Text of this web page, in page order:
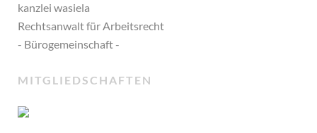
kanzlei wasiela
Rechtsanwalt für Arbeitsrecht
- Bürogemeinschaft -
MITGLIEDSCHAFTEN